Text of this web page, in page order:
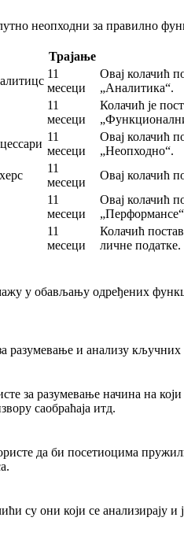
неопходни за правилно
Трајање
11
месеци
Овај колачић
„Аналитика“.
11
месеци
Колачић је
11
месеци
Овај колачић
„Неопходно“.
11
месеци
Овај колачић
11
месеци
Овај колачић
11
месеци
Колачић
личне податке.
у обављању одређених
разумевање и анализу
за разумевање начина на
саобраћаја итд.
да би посетиоцима
су они који се анализирају